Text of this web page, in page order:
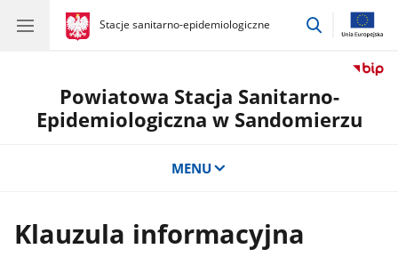
gov.pl
Stacje sanitarno-epidemiologiczne
gov.pl
Stacje
przejdź
Powiatowa Stacja Sanitarno-
Epidemiologiczna w Sandomierzu
MENU
Klauzula informacyjna